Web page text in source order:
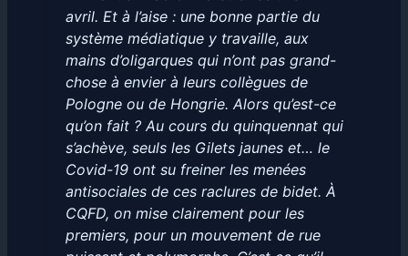
avril. Et à l’aise : une bonne partie du
système médiatique y travaille, aux
mains d’oligarques qui n’ont pas grand-
chose à envier à leurs collègues de
Pologne ou de Hongrie. Alors qu’est-ce
qu’on fait ? Au cours du quinquennat qui
s’achève, seuls les Gilets jaunes et… le
Covid-19 ont su freiner les menées
antisociales de ces raclures de bidet. À
CQFD, on mise clairement pour les
premiers, pour un mouvement de rue